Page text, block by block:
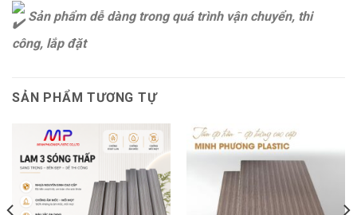
Sản phẩm dễ dàng trong quá trình vận chuyển, thi
công, lắp đặt
SẢN PHẨM TƯƠNG TỰ